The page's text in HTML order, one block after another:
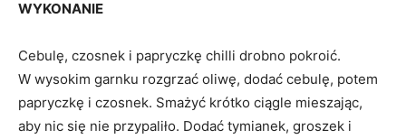
WYKONANIE
Cebulę, czosnek i papryczkę chilli drobno pokroić.
W wysokim garnku rozgrzać oliwę, dodać cebulę, potem
papryczkę i czosnek. Smażyć krótko ciągle mieszając,
aby nic się nie przypaliło. Dodać tymianek, groszek i